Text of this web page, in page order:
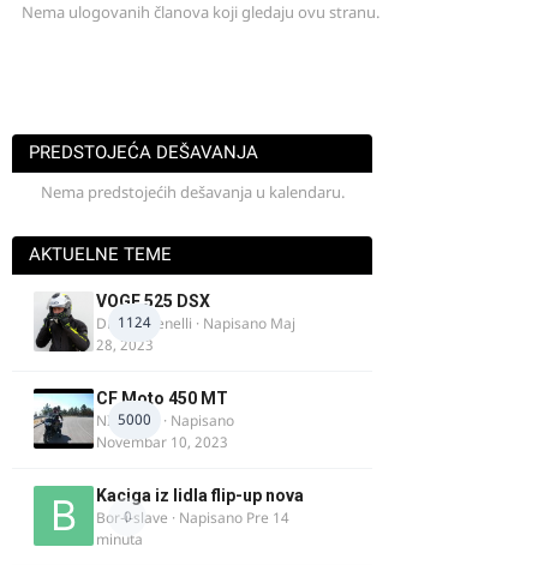
Nema ulogovanih članova koji gledaju ovu stranu.
PREDSTOJEĆA DEŠAVANJA
Nema predstojećih dešavanja u kalendaru.
AKTUELNE TEME
1124
VOGE 525 DSX
DraganBenelli · Napisano Maj
28, 2023
5000
CF Moto 450 MT
NIKOLA 1
· Napisano
Novembar 10, 2023
0
Kaciga iz lidla flip-up nova
Bor-i-slave · Napisano Pre 14
minuta